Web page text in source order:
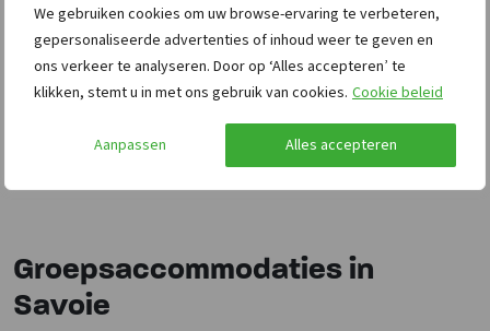
We gebruiken cookies om uw browse-ervaring te verbeteren,
gepersonaliseerde advertenties of inhoud weer te geven en
ons verkeer te analyseren. Door op ‘Alles accepteren’ te
klikken, stemt u in met ons gebruik van cookies. Cookie beleid
Aanpassen Alles accepteren
Groepsaccommodaties in
Savoie